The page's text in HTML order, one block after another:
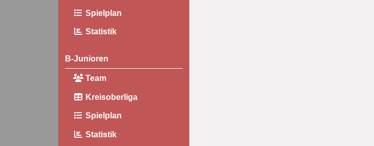
Spielplan
Statistik
B-Junioren
Team
Kreisoberliga
Spielplan
Statistik